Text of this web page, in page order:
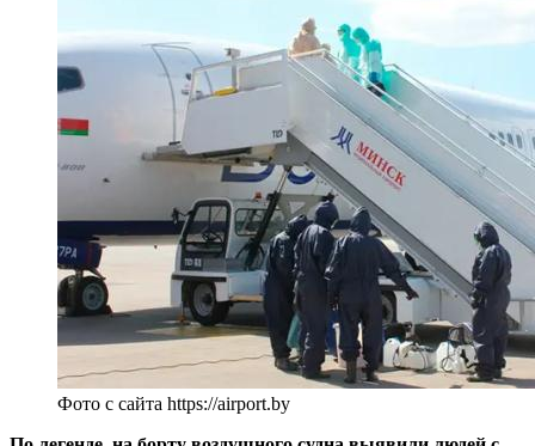
Фото с сайта https://airport.by